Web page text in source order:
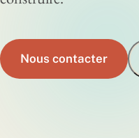
Nous contacter